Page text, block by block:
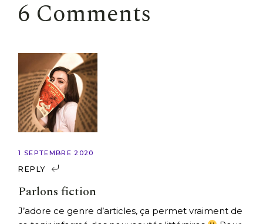
6 Comments
1 SEPTEMBRE 2020
REPLY
Parlons fiction
J’adore ce genre d’articles, ça permet vraiment de